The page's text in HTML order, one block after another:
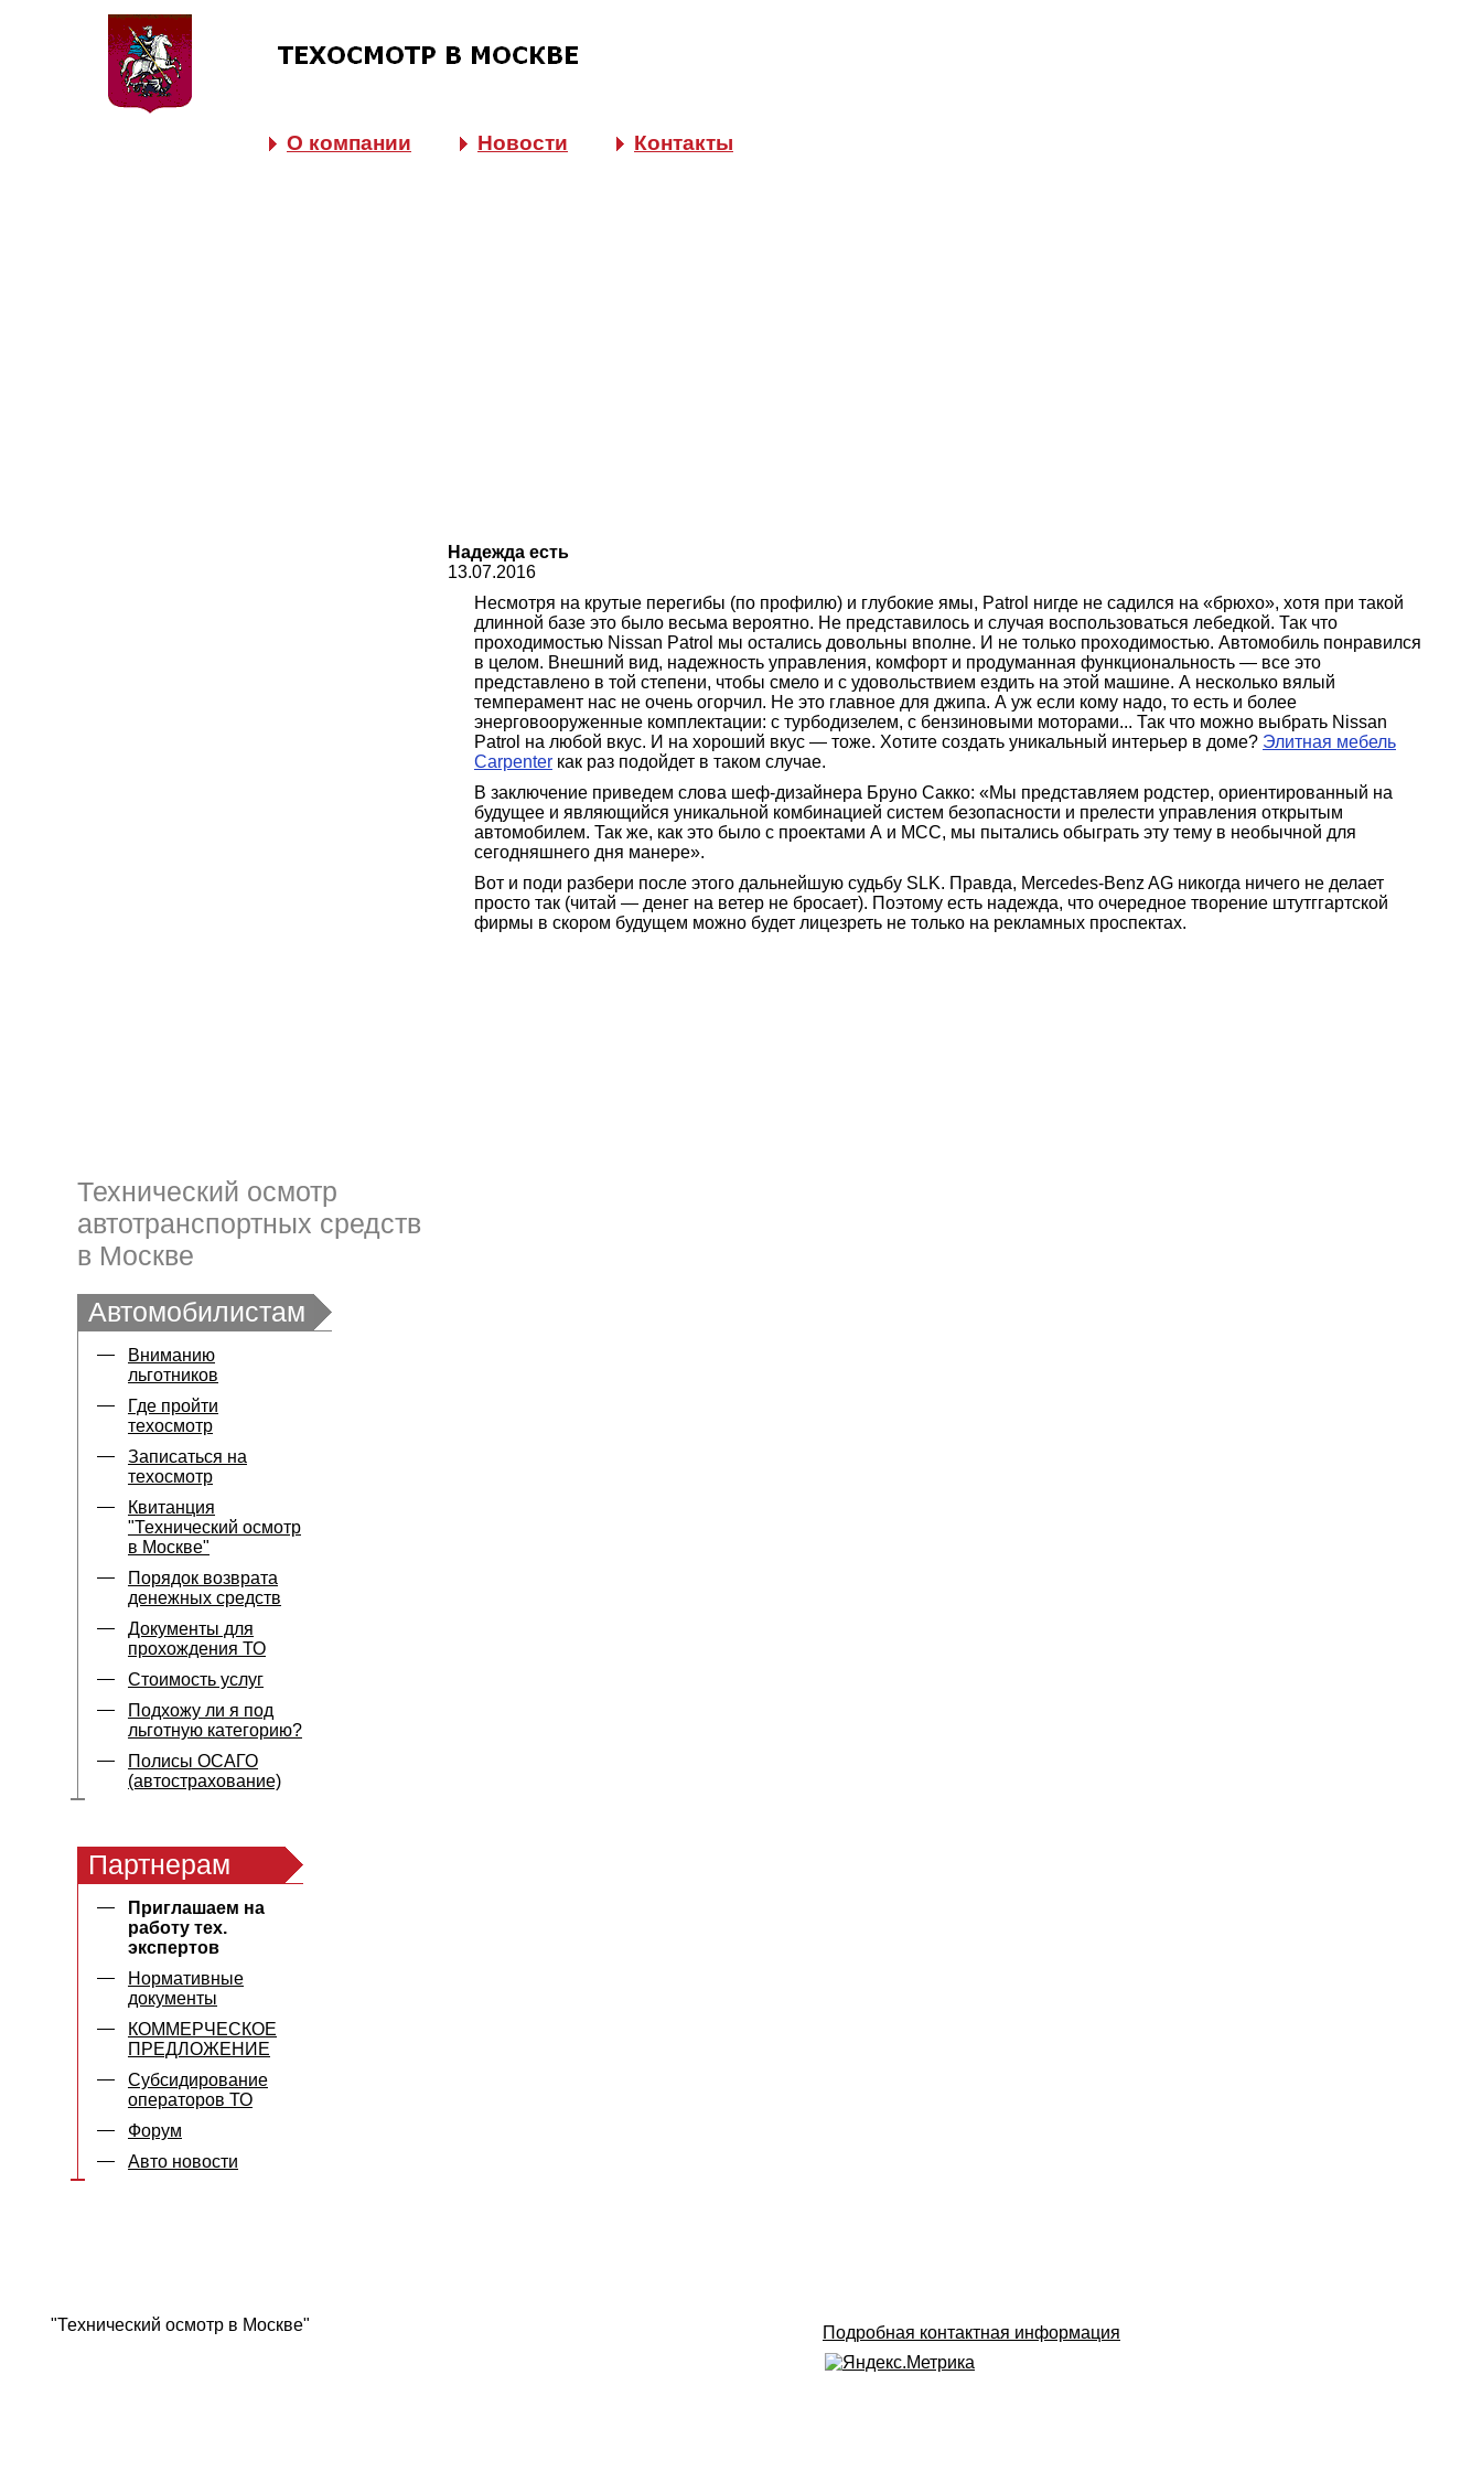
О компании Новости Контакты
Технический осмотр
автотранспортных средств
в Москве
Автомобилистам
Вниманию
льготников
Где пройти
техосмотр
Записаться на
техосмотр
Квитанция
"Технический осмотр
в Москве"
Порядок возврата
денежных средств
Документы для
прохождения ТО
Стоимость услуг
Подхожу ли я под
льготную категорию?
Полисы ОСАГО
(автострахование)
Партнерам
Приглашаем на
работу тех.
экспертов
Нормативные
документы
КОММЕРЧЕСКОЕ
ПРЕДЛОЖЕНИЕ
Субсидирование
операторов ТО
Форум
Авто новости
Надежда есть
13.07.2016
Несмотря на крутые перегибы (по профилю) и глубокие ямы, Patrol нигде не садился на «брюхо», хотя при такой
длинной базе это было весьма вероятно. Не представилось и случая воспользоваться лебедкой. Так что
проходимостью Nissan Patrol мы остались довольны вполне. И не только проходимостью. Автомобиль понравился
в целом. Внешний вид, надежность управления, комфорт и продуманная функциональность — все это
представлено в той степени, чтобы смело и с удовольствием ездить на этой машине. А несколько вялый
темперамент нас не очень огорчил. Не это главное для джипа. А уж если кому надо, то есть и более
энерговооруженные комплектации: с турбодизелем, с бензиновыми моторами... Так что можно выбрать Nissan
Patrol на любой вкус. И на хороший вкус — тоже. Хотите создать уникальный интерьер в доме? Элитная мебель
Carpenter как раз подойдет в таком случае.
В заключение приведем слова шеф-дизайнера Бруно Сакко: «Мы представляем родстер, ориентированный на
будущее и являющийся уникальной комбинацией систем безопасности и прелести управления открытым
автомобилем. Так же, как это было с проектами А и МСС, мы пытались обыграть эту тему в необычной для
сегодняшнего дня манере».
Вот и поди разбери после этого дальнейшую судьбу SLK. Правда, Mercedes-Benz AG никогда ничего не делает
просто так (читай — денег на ветер не бросает). Поэтому есть надежда, что очередное творение штутггартской
фирмы в скором будущем можно будет лицезреть не только на рекламных проспектах.
"Технический осмотр в Москве" Подробная контактная информация